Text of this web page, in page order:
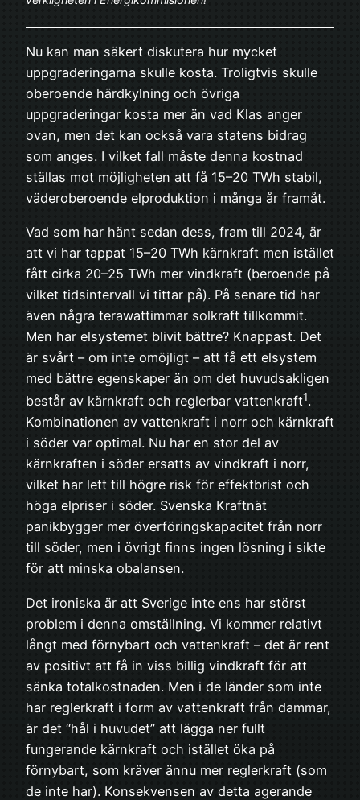
Nu kan man säkert diskutera hur mycket
uppgraderingarna skulle kosta. Troligtvis skulle
oberoende härdkylning och övriga
uppgraderingar kosta mer än vad Klas anger
ovan, men det kan också vara statens bidrag
som anges. I vilket fall måste denna kostnad
ställas mot möjligheten att få 15–20 TWh stabil,
väderoberoende elproduktion i många år framåt.
Vad som har hänt sedan dess, fram till 2024, är
att vi har tappat 15–20 TWh kärnkraft men istället
fått cirka 20–25 TWh mer vindkraft (beroende på
vilket tidsintervall vi tittar på). På senare tid har
även några terawattimmar solkraft tillkommit.
Men har elsystemet blivit bättre? Knappast. Det
är svårt – om inte omöjligt – att få ett elsystem
med bättre egenskaper än om det huvudsakligen
består av kärnkraft och reglerbar vattenkraft1.
Kombinationen av vattenkraft i norr och kärnkraft
i söder var optimal. Nu har en stor del av
kärnkraften i söder ersatts av vindkraft i norr,
vilket har lett till högre risk för effektbrist och
höga elpriser i söder. Svenska Kraftnät
panikbygger mer överföringskapacitet från norr
till söder, men i övrigt finns ingen lösning i sikte
för att minska obalansen.
Det ironiska är att Sverige inte ens har störst
problem i denna omställning. Vi kommer relativt
långt med förnybart och vattenkraft – det är rent
av positivt att få in viss billig vindkraft för att
sänka totalkostnaden. Men i de länder som inte
har reglerkraft i form av vattenkraft från dammar,
är det “hål i huvudet” att lägga ner fullt
fungerande kärnkraft och istället öka på
förnybart, som kräver ännu mer reglerkraft (som
de inte har). Konsekvensen av detta agerande